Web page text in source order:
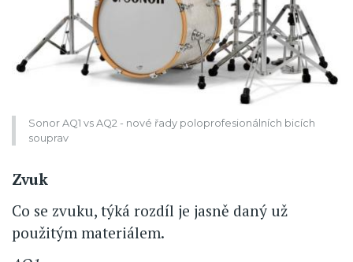
Sonor AQ1 vs AQ2 - nové řady poloprofesionálních bicích
souprav
Zvuk
Co se zvuku, týká rozdíl je jasně daný už
použitým materiálem.